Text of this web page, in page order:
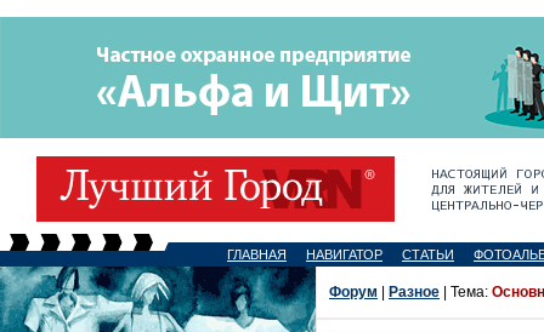
ГЛАВНАЯ НАВИГАТОР СТАТЬИ
Форум Разное | Тема: